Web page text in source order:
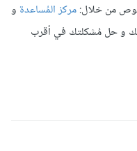
من خلال:مركز المُساعدةو
و حل مُشكلتك في أقرب